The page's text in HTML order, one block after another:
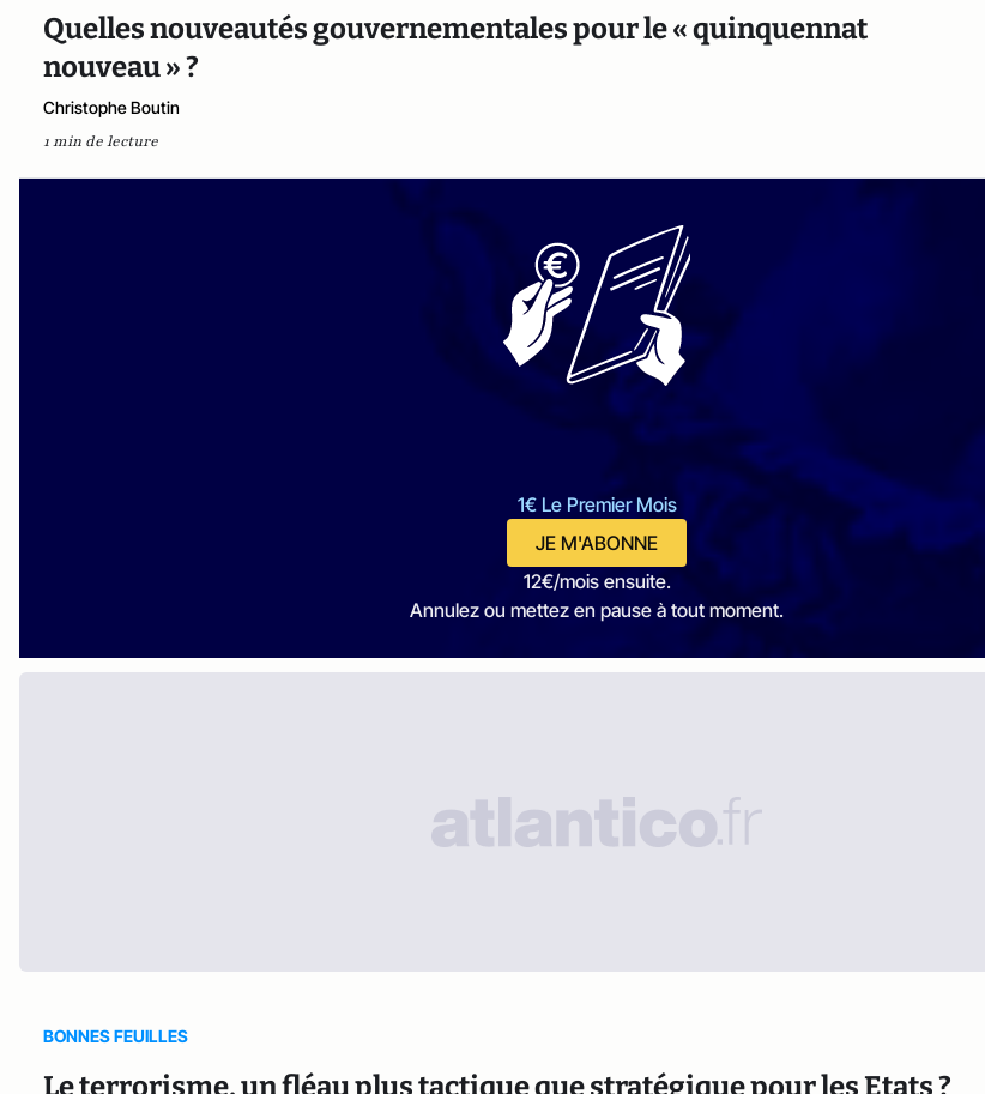
Quelles nouveautés gouvernementales pour le « quinquennat
nouveau » ?
Christophe Boutin
1 min de lecture
1€ Le Premier Mois
JE M'ABONNE
12€/mois ensuite.
Annulez ou mettez en pause à tout moment.
BONNES FEUILLES
Le terrorisme, un fléau plus tactique que stratégique pour les Etats ?